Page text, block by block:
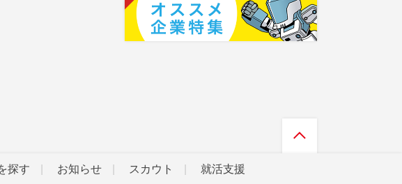
探す お知らせ スカウト 就活支援